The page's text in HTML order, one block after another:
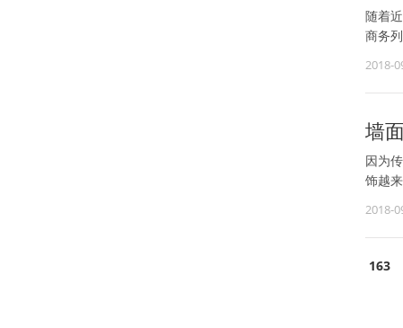
随着
商务
2018-
墙
因为
饰越
2018-
163